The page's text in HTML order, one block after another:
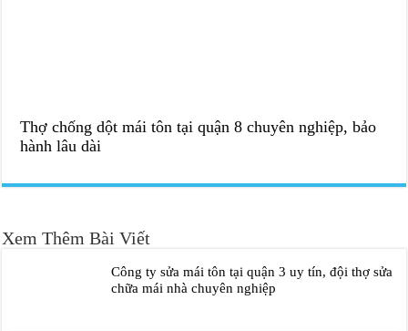
Thợ chống dột mái tôn tại quận 8 chuyên nghiệp, bảo
hành lâu dài
Xem Thêm Bài Viết
Công ty sửa mái tôn tại quận 3 uy tín, đội thợ sửa
chữa mái nhà chuyên nghiệp